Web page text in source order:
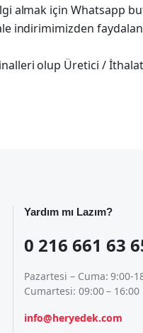
almak için Whatsapp
indirimimizden
olup Üretici /
Yardım mı Lazım?
0 216 661 63
Pazartesi – Cuma: 9:00-
Cumartesi: 09:00 – 16:00
info@heryedek.com